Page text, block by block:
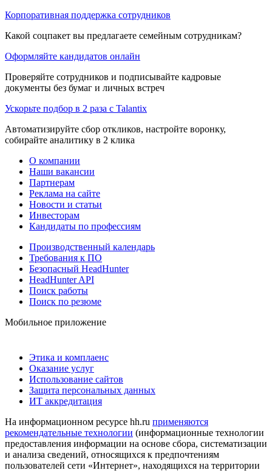
Корпоративная поддержка сотрудников
Какой соцпакет вы предлагаете семейным сотрудникам?
Оформляйте кандидатов онлайн
Проверяйте сотрудников и подписывайте кадровые
документы без бумаг и личных встреч
Ускорьте подбор в 2 раза с Talantix
Автоматизируйте сбор откликов, настройте воронку,
собирайте аналитику в 2 клика
О компании
Наши вакансии
Партнерам
Реклама на сайте
Новости и статьи
Инвесторам
Кандидаты по профессиям
Производственный календарь
Требования к ПО
Безопасный HeadHunter
HeadHunter API
Поиск работы
Поиск по резюме
Мобильное приложение
Этика и комплаенс
Оказание услуг
Использование сайтов
Защита персональных данных
ИТ аккредитация
На информационном ресурсе hh.ru применяются
рекомендательные технологии (информационные технологии
предоставления информации на основе сбора, систематизации
и анализа сведений, относящихся к предпочтениям
пользователей сети «Интернет», находящихся на территории